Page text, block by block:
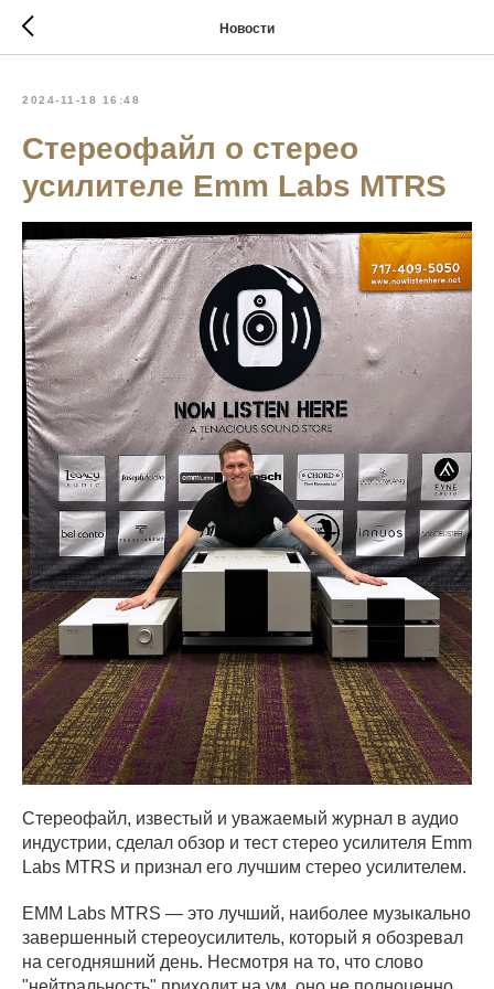
Новости
2024-11-18 16:48
Стереофайл о стерео
усилителе Emm Labs MTRS
Стереофайл, известый и уважаемый журнал в аудио
индустрии, сделал обзор и тест стерео усилителя Emm
Labs MTRS и признал его лучшим стерео усилителем.
EMM Labs MTRS — это лучший, наиболее музыкально
завершенный стереоусилитель, который я обозревал
на сегодняшний день. Несмотря на то, что слово